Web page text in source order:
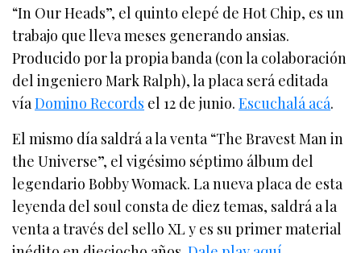
“In Our Heads”, el quinto elepé de Hot Chip, es un
trabajo que lleva meses generando ansias.
Producido por la propia banda (con la colaboración
del ingeniero Mark Ralph), la placa será editada
víaDomino Records el 12 de junio.Escuchalá acá.
El mismo día saldrá a la venta “The Bravest Man in
the Universe”, el vigésimo séptimo álbum del
legendario Bobby Womack. La nueva placa de esta
leyenda del soul consta de diez temas, saldrá a la
venta a través del sello XL y es su primer material